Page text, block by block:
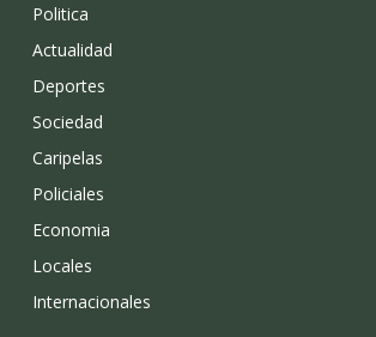
Politica
Actualidad
Deportes
Sociedad
Caripelas
Policiales
Economia
Locales
Internacionales